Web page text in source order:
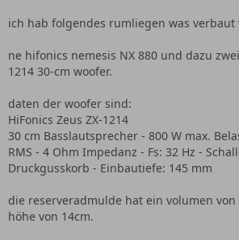
ich hab folgendes rumliegen was verbaut
ne hifonics nemesis NX 880 und dazu
1214 30-cm woofer.
daten der woofer sind:
HiFonics Zeus ZX-1214
30 cm Basslautsprecher - 800 W max.
RMS - 4 Ohm Impedanz - Fs: 32 Hz -
Druckgusskorb - Einbautiefe: 145 mm
die reserveradmulde hat ein volumen
höhe von 14cm.